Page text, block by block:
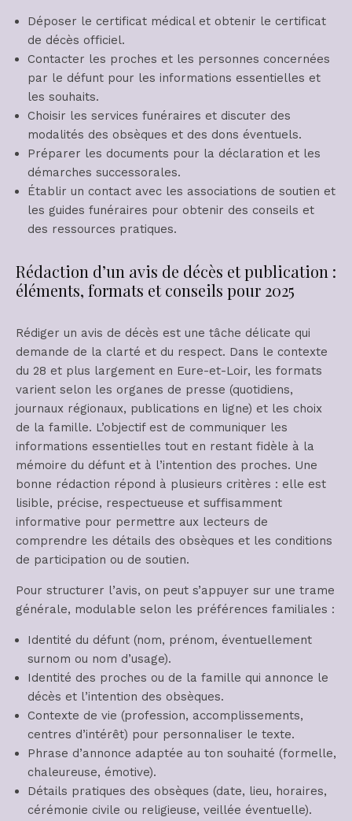
Déposer le certificat médical et obtenir le certificat
de décès officiel.
Contacter les proches et les personnes concernées
par le défunt pour les informations essentielles et
les souhaits.
Choisir les services funéraires et discuter des
modalités des obsèques et des dons éventuels.
Préparer les documents pour la déclaration et les
démarches successorales.
Établir un contact avec les associations de soutien et
les guides funéraires pour obtenir des conseils et
des ressources pratiques.
Rédaction d’un avis de décès et publication :
éléments, formats et conseils pour 2025
Rédiger un avis de décès est une tâche délicate qui
demande de la clarté et du respect. Dans le contexte
du 28 et plus largement en Eure-et-Loir, les formats
varient selon les organes de presse (quotidiens,
journaux régionaux, publications en ligne) et les choix
de la famille. L’objectif est de communiquer les
informations essentielles tout en restant fidèle à la
mémoire du défunt et à l’intention des proches. Une
bonne rédaction répond à plusieurs critères : elle est
lisible, précise, respectueuse et suffisamment
informative pour permettre aux lecteurs de
comprendre les détails des obsèques et les conditions
de participation ou de soutien.
Pour structurer l’avis, on peut s’appuyer sur une trame
générale, modulable selon les préférences familiales :
Identité du défunt (nom, prénom, éventuellement
surnom ou nom d’usage).
Identité des proches ou de la famille qui annonce le
décès et l’intention des obsèques.
Contexte de vie (profession, accomplissements,
centres d’intérêt) pour personnaliser le texte.
Phrase d’annonce adaptée au ton souhaité (formelle,
chaleureuse, émotive).
Détails pratiques des obsèques (date, lieu, horaires,
cérémonie civile ou religieuse, veillée éventuelle).